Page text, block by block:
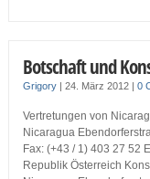
Botschaft und
Grigory| 24. März 2012 | 0
Vertretungen von
Nicaragua
Fax: (+43 / 1) 403 27 52
Republik Österreich